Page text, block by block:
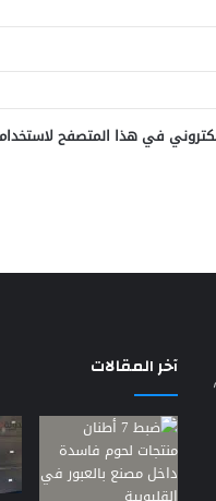
في هذا المتصفح
آخر المقالات